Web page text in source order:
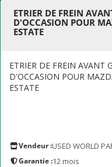
ETRIER DE FREIN
D'OCCASION POUR
ESTATE
ETRIER DE FREIN AVANT
D'OCCASION POUR
ESTATE
Vendeur :USED WORLD
Garantie :12 mois